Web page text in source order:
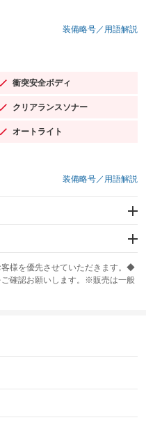
装備略号／用語解説
衝突安全ボディ
：装備あり
クリアランスソナー
：装備あり
オートライト
：装備あり
装備略号／用語解説
ABS
客様を優先させていただきます。◆
確認お願いします。※販売は一般